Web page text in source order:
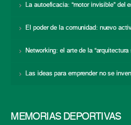
La autoeficacia: “motor invisible” del
El poder de la comunidad: nuevo
Networking: el arte de la “arquitectura
Las ideas para emprender no se
MEMORIAS DEPORTIVAS